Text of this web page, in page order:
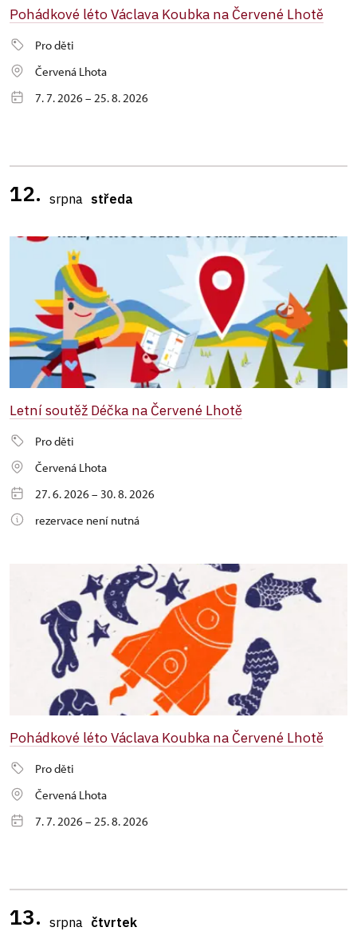
Pohádkové léto Václava Koubka na Červené Lhotě
Pro děti
Červená Lhota
7. 7. 2026 – 25. 8. 2026
12. srpna středa
Letní soutěž Déčka na Červené Lhotě
Pro děti
Červená Lhota
27. 6. 2026 – 30. 8. 2026
rezervace není nutná
Pohádkové léto Václava Koubka na Červené Lhotě
Pro děti
Červená Lhota
7. 7. 2026 – 25. 8. 2026
13. srpna čtvrtek